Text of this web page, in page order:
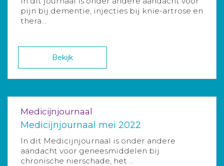
pijn bij dementie, injecties bij knie-artrose en
thera...
Bekijk
Medicijnjournaal
Medicijnjournaal mei 2022
In dit Medicijnjournaal is onder andere
aandacht voor geneesmiddelen bij
chronische nierschade, het ...